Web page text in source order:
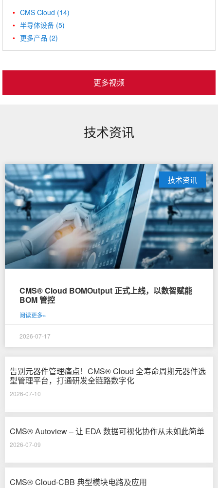
CMS Cloud (14)
半导体设备 (5)
更多产品 (2)
更多视频
技术资讯
技术资讯
CMS® Cloud BOMOutput 正式上线，以数智赋能
BOM 管控
阅读更多»
2026-07-17
告别元器件管理痛点！CMS® Cloud 全寿命周期元器件选
型管理平台，打通研发全链路数字化
2026-07-10
CMS® Autoview – 让 EDA 数据可视化协作从未如此简单
2026-07-09
CMS® Cloud-CBB 典型模块电路及应用